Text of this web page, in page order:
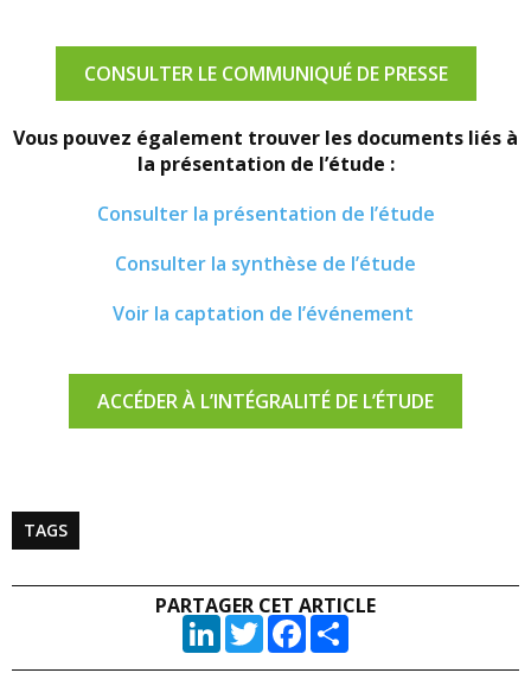
CONSULTER LE COMMUNIQUÉ DE PRESSE
Vous pouvez également trouver les documents liés à
la présentation de l’étude :
Consulter la présentation de l’étude
Consulter la synthèse de l’étude
Voir la captation de l’événement
ACCÉDER À L’INTÉGRALITÉ DE L’ÉTUDE
TAGS
PARTAGER CET ARTICLE
LinkedInTwitterFacebook